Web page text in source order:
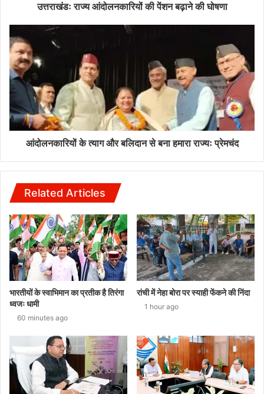
उत्तराखंडः राज्य आंदोलनकारियों की पेंशन बढ़ाने की घोषणा
आंदोलनकारियों के त्याग और बलिदान से बना हमारा राज्यः प्रेमचंद
Related Articles
भारतीयों के स्वाभिमान का प्रतीक है तिरंगा
ध्वजः धामी
60 minutes ago
रांची में नेहा बोरा पर स्याही फेंकने की निंदा
1 hour ago